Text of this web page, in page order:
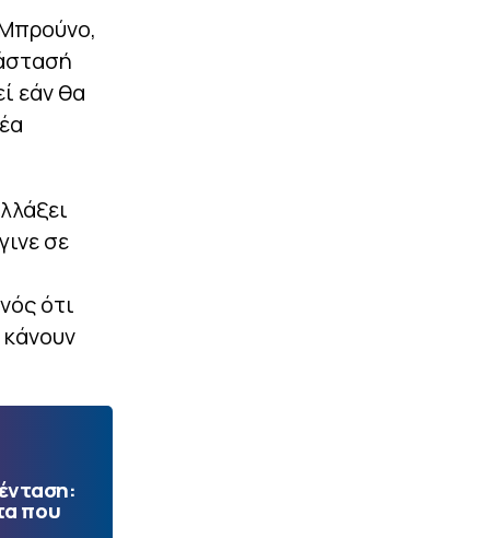
εάν θα
σε
ότι
που